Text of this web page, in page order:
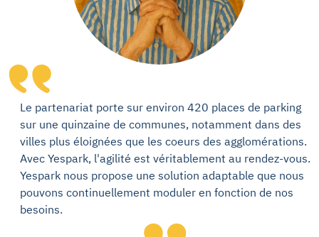
Le partenariat porte sur environ 420 places de parking
sur une quinzaine de communes, notamment dans des
villes plus éloignées que les coeurs des agglomérations.
Avec Yespark, l'agilité est véritablement au rendez-vous.
Yespark nous propose une solution adaptable que nous
pouvons continuellement moduler en fonction de nos
besoins.